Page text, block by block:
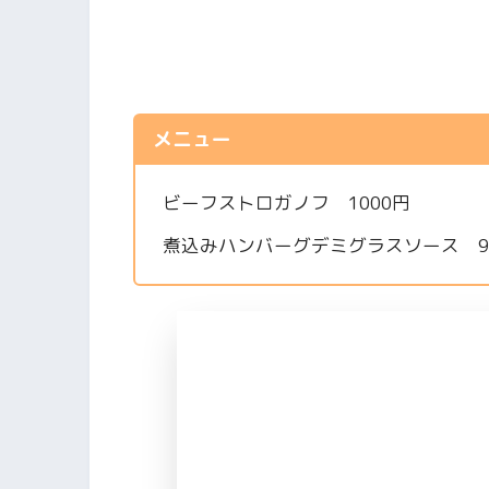
メニュー
ビーフストロガノフ 1000円
煮込みハンバーグデミグラスソース